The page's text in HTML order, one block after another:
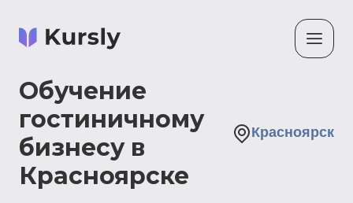
Обучение
гостиничному
бизнесу в
Красноярске
Красноярск